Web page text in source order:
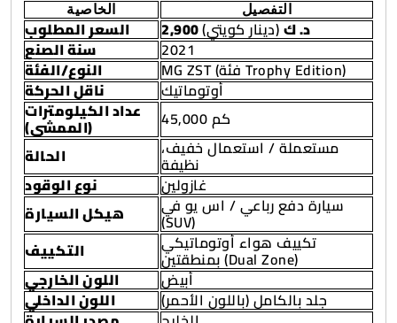
الخاصية التفصيل
السعر المطلوب 2,900 د. ك(دينار كويتي)
سنة الصنع 2021
النوع/الفئة MG ZST (فئة Trophy Edition)
ناقل الحركة أوتوماتيك
عداد الكيلومترات
(الممشى)
45,000 كم
الحالة
مستعملة / استعمال خفيف،
نظيفة
نوع الوقود
غازولين
هيكل السيارة
سيارة دفع رباعي / اس يو في
(SUV)
التكييف
تكييف هواء أوتوماتيكي
بمنطقتين (Dual Zone)
اللون الخارجي أبيض
اللون الداخلي جلد بالكامل (باللون الأحمر)